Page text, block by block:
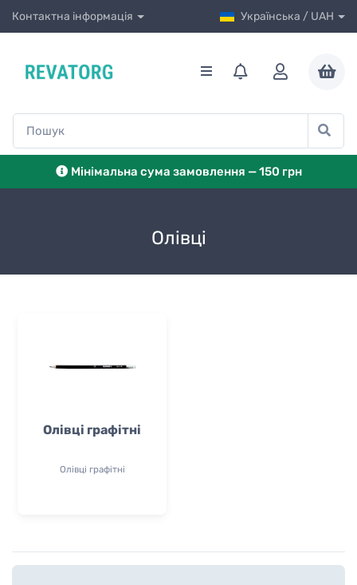
Контактна інформація Українська / UAH
Мінімальна сума замовлення — 150 грн
Олівці
Олівці графітні
Олівці графітні